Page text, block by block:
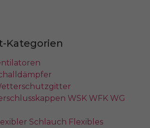
Kategorien
WSK WFK WG
Schlauch Flexibles